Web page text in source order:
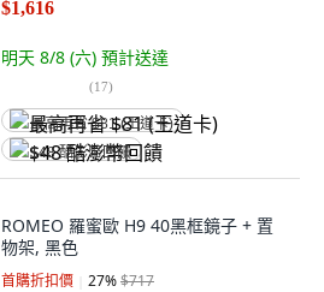
$1,616
明天 8/8 (六) 預計送達
(17)
最高再省 $81 (王道卡)
$48 酷澎幣回饋
ROMEO 羅蜜歐 H9 40黑框鏡子 + 置
物架, 黑色
首購折扣價 27%$717